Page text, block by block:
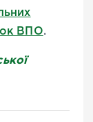
ВПО.